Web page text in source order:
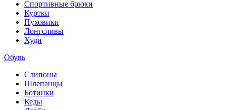
Спортивные брюки
Куртки
Пуховики
Лонгсливы
Худи
Обувь
Слипоны
Шлепанцы
Ботинки
Кеды